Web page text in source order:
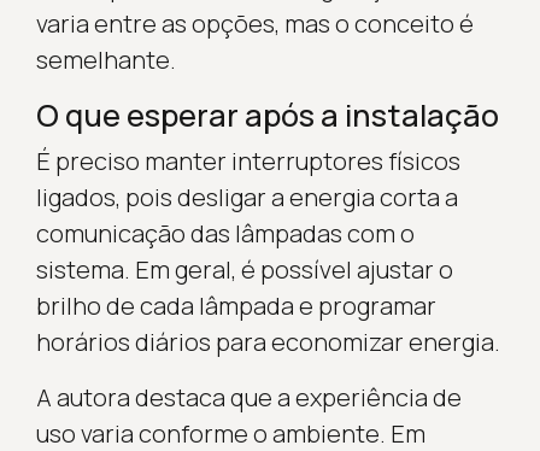
varia entre as opções, mas o conceito é
semelhante.
O que esperar após a instalação
É preciso manter interruptores físicos
ligados, pois desligar a energia corta a
comunicação das lâmpadas com o
sistema. Em geral, é possível ajustar o
brilho de cada lâmpada e programar
horários diários para economizar energia.
A autora destaca que a experiência de
uso varia conforme o ambiente. Em